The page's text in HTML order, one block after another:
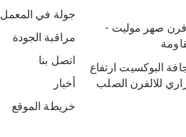
جولة في المعمل
مراقبة الجودة
اتصل بنا
أخبار
خريطة الموقع
صهر موليت -
البوكسيت ارتفاع
للالفرن الصلب